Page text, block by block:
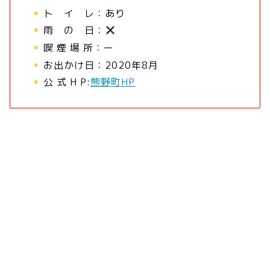
ト イ レ：あり
雨 の 日：
喫 煙 場 所：ー
お出かけ日：2020年8月
公 式 H P:熊野町HP